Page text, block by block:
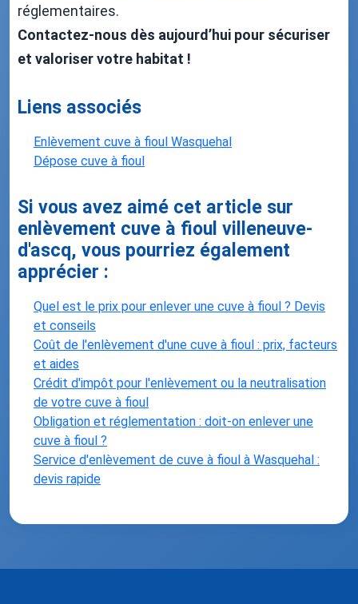
réglementaires.
Contactez-nous dès aujourd’hui pour sécuriser
et valoriser votre habitat !
Liens associés
Enlèvement cuve à fioul Wasquehal
Dépose cuve à fioul
Si vous avez aimé cet article sur
enlèvement cuve à fioul villeneuve-
d'ascq, vous pourriez également
apprécier :
Quel est le prix pour enlever une cuve à fioul ? Devis
et conseils
Coût de l'enlèvement d'une cuve à fioul : prix, facteurs
et aides
Crédit d'impôt pour l'enlèvement ou la neutralisation
de votre cuve à fioul
Obligation et réglementation : doit-on enlever une
cuve à fioul ?
Service d'enlèvement de cuve à fioul à Wasquehal :
devis rapide